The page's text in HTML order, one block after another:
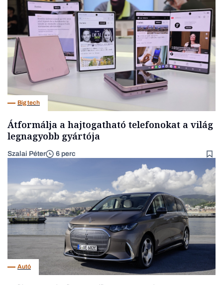
Big tech
Átformálja a hajtogatható telefonokat a világ
legnagyobb gyártója
Szalai Péter 6 perc
Autó